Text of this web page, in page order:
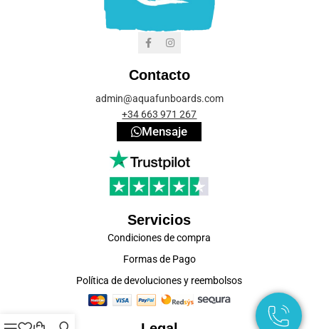
Contacto
admin@aquafunboards.com
+34 663 971 267
Mensaje
Servicios
Condiciones de compra
Formas de Pago
Política de devoluciones y reembolsos